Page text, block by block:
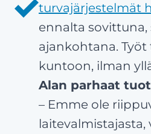
turvajärjestelmät
ennalta sovittuna,
ajankohtana.
kuntoon, ilman
Alan parhaat
– Emme ole
laitevalmistajasta,